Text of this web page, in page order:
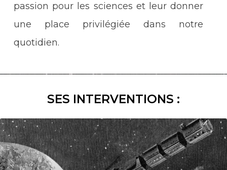
passion pour les sciences et leur donner
une place privilégiée dans notre
quotidien.
SES INTERVENTIONS :